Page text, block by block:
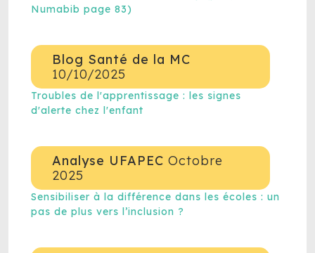
Numabib page 83)
Blog Santé de la MC
10/10/2025
Troubles de l'apprentissage : les signes
d'alerte chez l'enfant
Analyse UFAPEC Octobre
2025
Sensibiliser à la différence dans les écoles : un
pas de plus vers l’inclusion ?